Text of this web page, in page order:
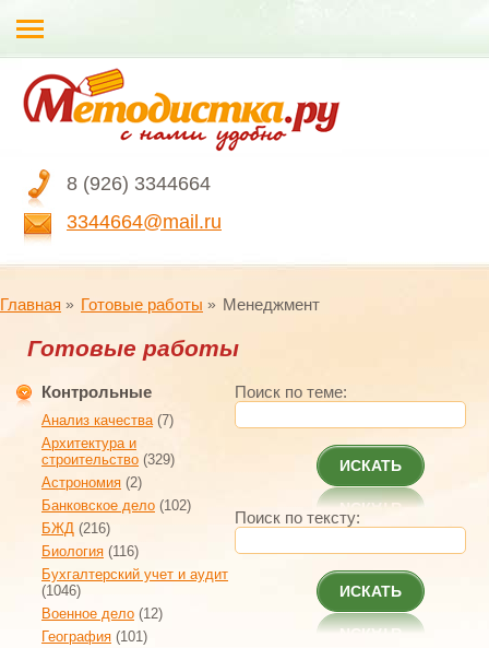
8 (926) 3344664
3344664@mail.ru
Главная Готовые работы Менеджмент
Готовые работы
Контрольные
Анализ качества(7)
Архитектура и
строительство (329)
Астрономия (2)
Банковское дело (102)
БЖД (216)
Биология (116)
Бухгалтерский учет и аудит
(1046)
Военное дело (12)
География (101)
Поиск по теме:
ИСКАТЬ
Поиск по тексту:
ИСКАТЬ